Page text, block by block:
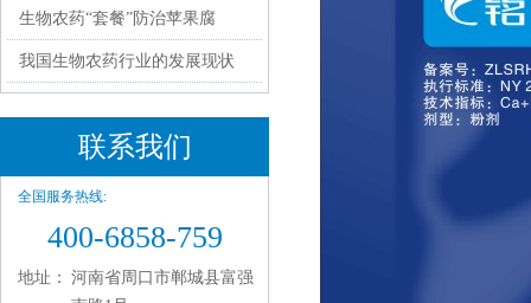
生物农药“套餐”防治苹果腐
我国生物农药行业的发展现状
联系我们
全国服务热线:
400-6858-759
地址： 河南省周口市郸城县富强